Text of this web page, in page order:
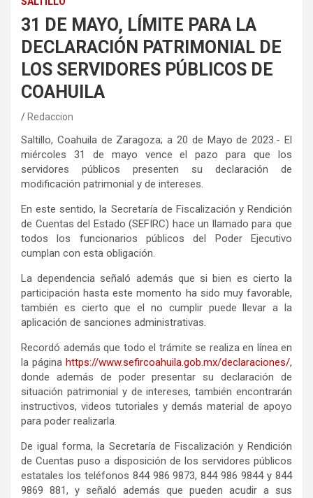
31 DE MAYO, LÍMITE PARA LA
DECLARACIÓN PATRIMONIAL DE
LOS SERVIDORES PÚBLICOS DE
COAHUILA
Redaccion
Saltillo, Coahuila de Zaragoza; a 20 de Mayo de 2023.- El
miércoles 31 de mayo vence el pazo para que los
servidores públicos presenten su declaración de
modificación patrimonial y de intereses.
En este sentido, la Secretaría de Fiscalización y Rendición
de Cuentas del Estado (SEFIRC) hace un llamado para que
todos los funcionarios públicos del Poder Ejecutivo
cumplan con esta obligación.
La dependencia señaló además que si bien es cierto la
participación hasta este momento ha sido muy favorable,
también es cierto que el no cumplir puede llevar a la
aplicación de sanciones administrativas.
Recordó además que todo el trámite se realiza en línea en
la página https://www.sefircoahuila.gob.mx/declaraciones/,
donde además de poder presentar su declaración de
situación patrimonial y de intereses, también encontrarán
instructivos, videos tutoriales y demás material de apoyo
para poder realizarla.
De igual forma, la Secretaría de Fiscalización y Rendición
de Cuentas puso a disposición de los servidores públicos
estatales los teléfonos 844 986 9873, 844 986 9844 y 844
9869 881, y señaló además que pueden acudir a sus